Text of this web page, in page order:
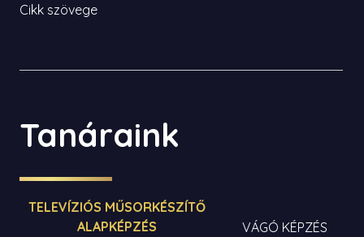
Cikk szövege
Tanáraink
TELEVÍZIÓS MŰSORKÉSZÍTŐ
ALAPKÉPZÉS
VÁGÓ KÉPZÉS